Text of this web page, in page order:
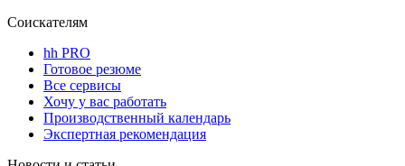
Соискателям
hh PRO
Готовое резюме
Все сервисы
Хочу у вас работать
Производственный календарь
Экспертная рекомендация